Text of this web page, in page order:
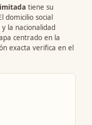
tiene su
domicilio social
la nacionalidad
centrado en la
exacta verifica en el